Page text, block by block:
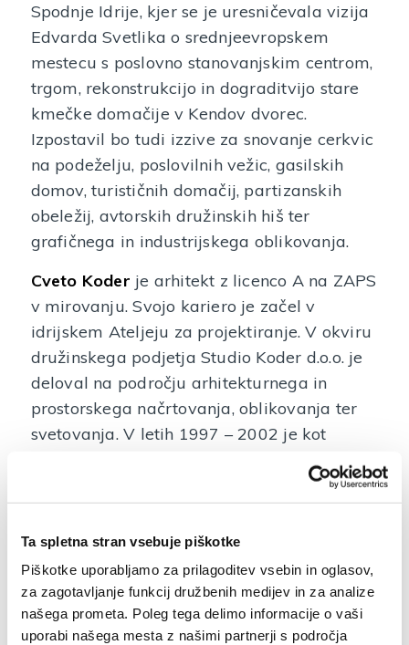
Ta spletna stran vsebuje piškotke
Piškotke uporabljamo za prilagoditev vsebin in oglasov,
za zagotavljanje funkcij družbenih medijev in za analize
našega prometa. Poleg tega delimo informacije o vaši
uporabi našega mesta z našimi partnerji s področja
Spodnje Idrije, kjer se je uresničevala vizija
Edvarda Svetlika o srednjeevropskem
mestecu s poslovno stanovanjskim centrom,
trgom, rekonstrukcijo in dograditvijo stare
kmečke domačije v Kendov dvorec.
Izpostavil bo tudi izzive za snovanje cerkvic
na podeželju, poslovilnih vežic, gasilskih
domov, turističnih domačij, partizanskih
obeležij, avtorskih družinskih hiš ter
grafičnega in industrijskega oblikovanja.
Cveto Koder je arhitekt z licenco A na ZAPS
v mirovanju. Svojo kariero je začel v
idrijskem Ateljeju za projektiranje. V okviru
družinskega podjetja Studio Koder d.o.o. je
deloval na področju arhitekturnega in
prostorskega načrtovanja, oblikovanja ter
svetovanja. V letih 1997 – 2002 je kot
župan občine Idrija sooblikoval prostorski
razvoj mesta in podeželja. V lokalnem
okolju spremlja arhitekturno in družbeno
življenje ter aktivno sodeluje v Občinskem
odboru za urejanje prostora in varstvo
okolja. Novembra 2025 je minilo 50 let od
njegovega zagovora diplomskega dela pri
profesorju Edu Mihevcu, Plečnikovem